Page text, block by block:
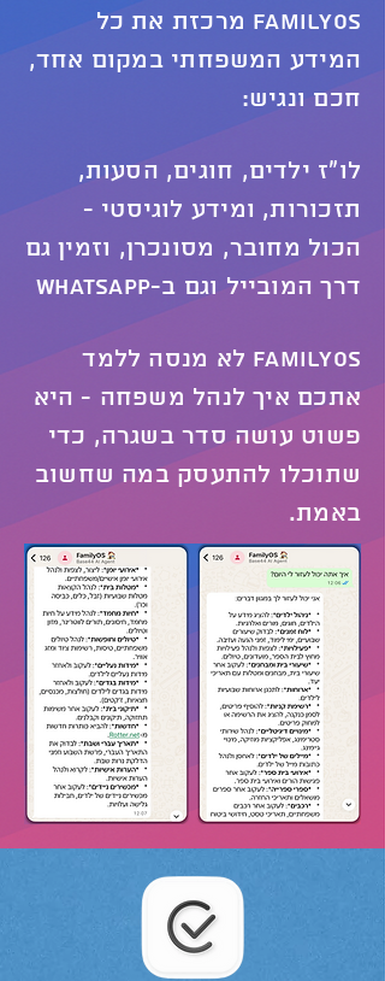
FamilyOS מרכזת את כל
המידע המשפחתי במקום אחד,
חכם ונגיש:
לו״ז ילדים, חוגים, הסעות,
תזכורות, ומידע לוגיסטי -
הכול מחובר, מסונכרן, וזמין גם
דרך המובייל וגם ב-WhatsApp
FamilyOS לא מנסה ללמד
אתכם איך לנהל משפחה - היא
פשוט עושה סדר בשגרה, כדי
שתוכלו להתעסק במה שחשוב
באמת.